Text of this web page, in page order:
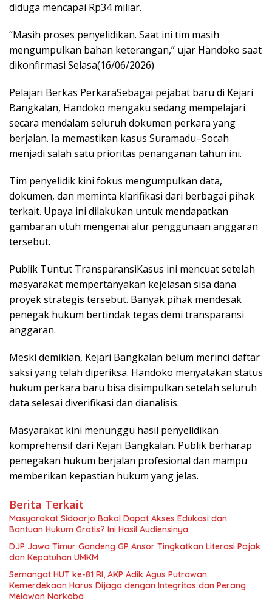
diduga mencapai Rp34 miliar.
“Masih proses penyelidikan. Saat ini tim masih
mengumpulkan bahan keterangan,” ujar Handoko saat
dikonfirmasi Selasa(16/06/2026)
Pelajari Berkas PerkaraSebagai pejabat baru di Kejari
Bangkalan, Handoko mengaku sedang mempelajari
secara mendalam seluruh dokumen perkara yang
berjalan. Ia memastikan kasus Suramadu–Socah
menjadi salah satu prioritas penanganan tahun ini.
Tim penyelidik kini fokus mengumpulkan data,
dokumen, dan meminta klarifikasi dari berbagai pihak
terkait. Upaya ini dilakukan untuk mendapatkan
gambaran utuh mengenai alur penggunaan anggaran
tersebut.
Publik Tuntut TransparansiKasus ini mencuat setelah
masyarakat mempertanyakan kejelasan sisa dana
proyek strategis tersebut. Banyak pihak mendesak
penegak hukum bertindak tegas demi transparansi
anggaran.
Meski demikian, Kejari Bangkalan belum merinci daftar
saksi yang telah diperiksa. Handoko menyatakan status
hukum perkara baru bisa disimpulkan setelah seluruh
data selesai diverifikasi dan dianalisis.
Masyarakat kini menunggu hasil penyelidikan
komprehensif dari Kejari Bangkalan. Publik berharap
penegakan hukum berjalan profesional dan mampu
memberikan kepastian hukum yang jelas.
Berita Terkait
Masyarakat Sidoarjo Bakal Dapat Akses Edukasi dan
Bantuan Hukum Gratis? Ini Hasil Audiensinya
DJP Jawa Timur Gandeng GP Ansor Tingkatkan Literasi Pajak
dan Kepatuhan UMKM
Semangat HUT ke-81 RI, AKP Adik Agus Putrawan:
Kemerdekaan Harus Dijaga dengan Integritas dan Perang
Melawan Narkoba